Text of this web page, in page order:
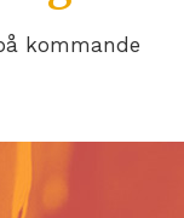
kommande